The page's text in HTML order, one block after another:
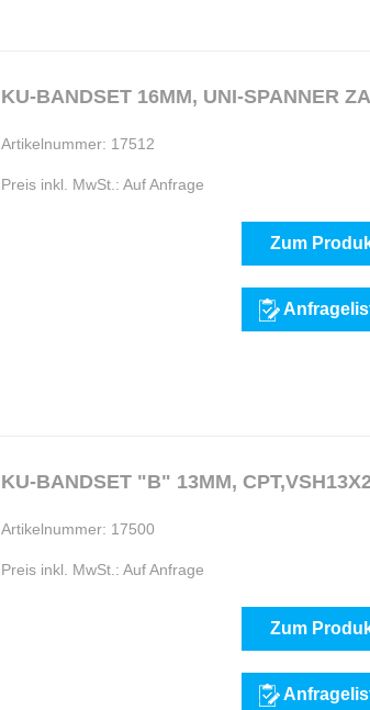
KU-BANDSET 16MM, UNI-SPANNER
Artikelnummer: 17512
Preis inkl. MwSt.: Auf Anfrage
Zum
KU-BANDSET "B" 13MM,
Artikelnummer: 17500
Preis inkl. MwSt.: Auf Anfrage
Zum